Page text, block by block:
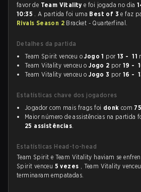
favor de Team Vitalitye foi jogada no dia
10:35 . A partida foi uma Best of 3e faz
Rivals Season 2 Bracket - Quarterfinal.
Detalhes da partida
Team Spirit venceu oJogo 1 por 13 - 11
Team Vitality venceu oJogo 2 por 19 -
Team Vitality venceu oJogo 3 por 16 -
Estatísticas chave dos jogadores
Jogador com mais frags foi donk com
Maior número de assistências na partida
25 assistências.
Estatísticas Head-to-head
Team Spirit e Team Vitality haviam se
Spirit venceu 5 vezes , Team Vitality
terminaram empatadas.